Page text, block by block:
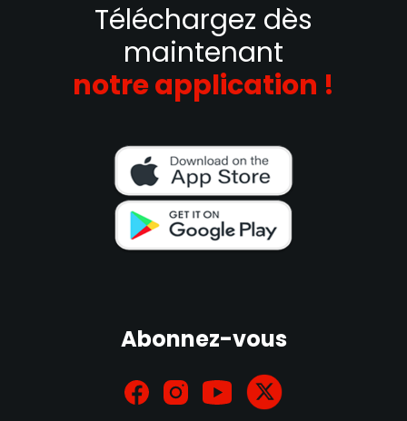
Téléchargez dès
maintenant
notre application !
Abonnez-vous